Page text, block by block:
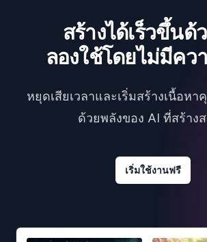
สร้างได้เร็วขึ้นด้
ลองใช้โดยไม่มีคว
หยุดเสียเวลาและเริ่มสร้างเนื้อห
ด้วยพลังของ AI ที่สร้าง
เริ่มใช้งานฟรี